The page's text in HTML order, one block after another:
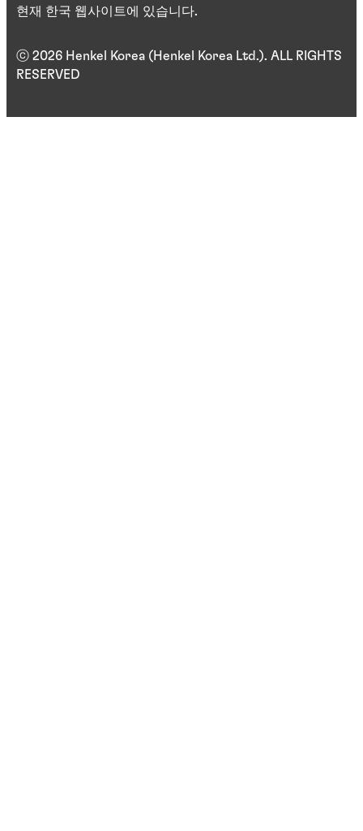
ⓒ 2026 Henkel Korea (Henkel Korea Ltd.). ALL RIGHTS
RESERVED
현재 한국 웹사이트에 있습니다.